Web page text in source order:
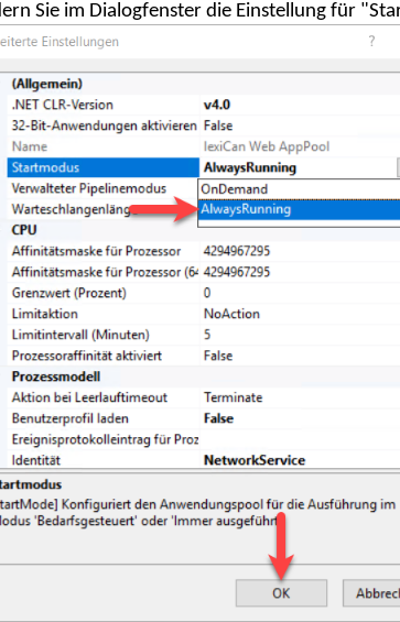
Sie im Dialogfenster die Einstellung für